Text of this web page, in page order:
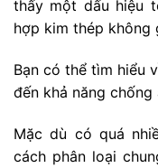
thấy một dấu hiệu
hợp kim thép không
Bạn có thể tìm hiểu
đến khả năng
Mặc dù có quá
cách phân loại